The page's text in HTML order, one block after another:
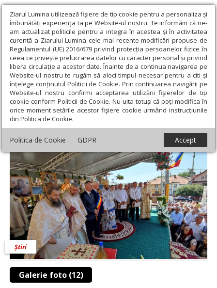
Ziarul Lumina utilizează fişiere de tip cookie pentru a personaliza și
îmbunătăți experiența ta pe Website-ul nostru. Te informăm că ne-
am actualizat politicile pentru a integra în acestea și în activitatea
curentă a Ziarului Lumina cele mai recente modificări propuse de
Regulamentul (UE) 2016/679 privind protecția persoanelor fizice în
ceea ce privește prelucrarea datelor cu caracter personal și privind
libera circulație a acestor date. Înainte de a continua navigarea pe
Website-ul nostru te rugăm să aloci timpul necesar pentru a citi și
înțelege conținutul Politicii de Cookie. Prin continuarea navigării pe
Website-ul nostru confirmi acceptarea utilizării fişierelor de tip
cookie conform Politicii de Cookie. Nu uita totuși că poți modifica în
orice moment setările acestor fişiere cookie urmând instrucțiunile
din Politica de Cookie.
Politica de Cookie GDPR Accept
Ziarul Lumina › Actualitate religioasă › Știri › Resfințire de
pictură și sfințire de complex parohial, la Parohia nemțeană
Grumăzești
Resfințire de pictură și sfințire de complex
parohial, la Parohia nemțeană Grumăzești
Galerie foto (12)
Știri